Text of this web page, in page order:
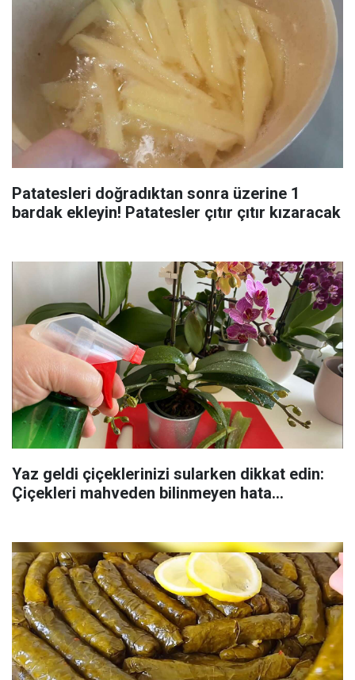
Patatesleri doğradıktan sonra üzerine 1
bardak ekleyin! Patatesler çıtır çıtır kızaracak
Yaz geldi çiçeklerinizi sularken dikkat edin:
Çiçekleri mahveden bilinmeyen hata...